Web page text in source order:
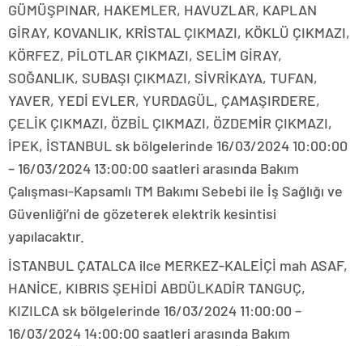
GÜMÜŞPINAR, HAKEMLER, HAVUZLAR, KAPLAN
GİRAY, KOVANLIK, KRİSTAL ÇIKMAZI, KÖKLÜ ÇIKMAZI,
KÖRFEZ, PİLOTLAR ÇIKMAZI, SELİM GİRAY,
SOĞANLIK, SUBAŞI ÇIKMAZI, SİVRİKAYA, TUFAN,
YAVER, YEDİ EVLER, YURDAGÜL, ÇAMAŞIRDERE,
ÇELİK ÇIKMAZI, ÖZBİL ÇIKMAZI, ÖZDEMİR ÇIKMAZI,
İPEK, İSTANBUL sk bölgelerinde 16/03/2024 10:00:00
– 16/03/2024 13:00:00 saatleri arasında Bakım
Çalışması-Kapsamlı TM Bakımı Sebebi ile İş Sağlığı ve
Güvenliği’ni de gözeterek elektrik kesintisi
yapılacaktır.
İSTANBUL ÇATALCA ilce MERKEZ-KALEİÇİ mah ASAF,
HANİCE, KIBRIS ŞEHİDİ ABDÜLKADİR TANGUÇ,
KIZILCA sk bölgelerinde 16/03/2024 11:00:00 –
16/03/2024 14:00:00 saatleri arasında Bakım